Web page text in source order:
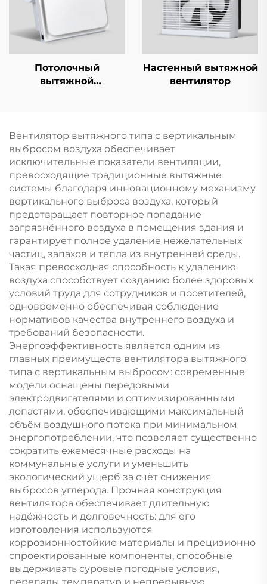
Потолочный
вытяжной
Настенный вытяжной
вентилятор
Вентилятор вытяжного типа с вертикальным
выбросом воздуха обеспечивает
исключительные показатели вентиляции,
превосходящие традиционные вытяжные
системы благодаря инновационному механизму
вертикального выброса воздуха, который
предотвращает повторное попадание
загрязнённого воздуха в помещения здания и
гарантирует полное удаление нежелательных
частиц, запахов и тепла из внутренней среды.
Такая превосходная способность к удалению
воздуха способствует созданию более здоровых
условий труда для сотрудников и посетителей,
одновременно обеспечивая соблюдение
нормативов качества внутреннего воздуха и
требований безопасности.
Энергоэффективность является одним из
главных преимуществ вентилятора вытяжного
типа с вертикальным выбросом: современные
модели оснащены передовыми
электродвигателями и оптимизированными
лопастями, обеспечивающими максимальный
объём воздушного потока при минимальном
энергопотреблении, что позволяет существенно
сократить ежемесячные расходы на
коммунальные услуги и уменьшить
экологический ущерб за счёт снижения
выбросов углерода. Прочная конструкция
вентилятора обеспечивает длительную
надёжность и долговечность: для его
изготовления используются
коррозионностойкие материалы и прецизионно
спроектированные компоненты, способные
выдерживать суровые погодные условия,